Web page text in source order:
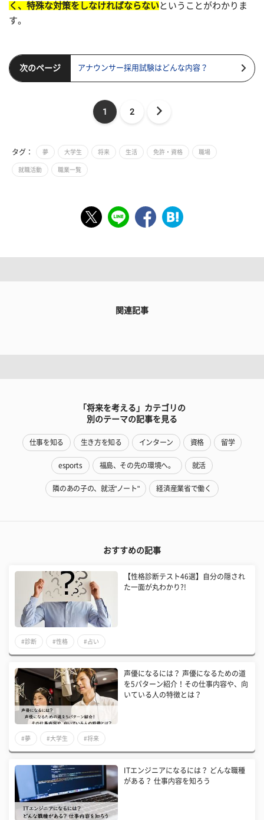
く、特殊な対策をしなければならないということがわかりま
す。
次のページ アナウンサー採用試験はどんな内容？
1 2
タグ： 夢 大学生 将来 生活 免許・資格 職場
就職活動 職業一覧
関連記事
「将来を考える」カテゴリの
別のテーマの記事を見る
仕事を知る 生き方を知る インターン 資格 留学
esports 福島、その先の環境へ。 就活
隣のあの子の、就活"ノート" 経済産業省で働く
おすすめの記事
【性格診断テスト46選】自分の隠され
た一面が丸わかり?!
#診断 #性格 #占い
声優になるには？ 声優になるための道
を5パターン紹介！その仕事内容や、向
いている人の特徴とは？
#夢 #大学生 #将来
ITエンジニアになるには？ どんな職種
がある？ 仕事内容を知ろう